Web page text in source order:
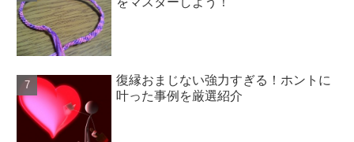
復縁おまじない強力すぎる！ホントに
叶った事例を厳選紹介